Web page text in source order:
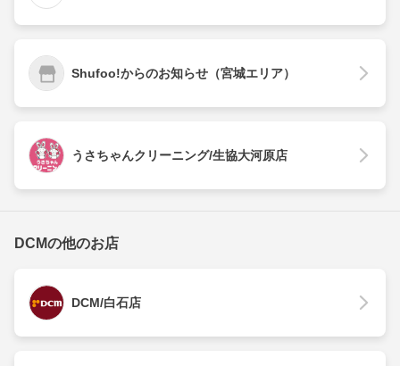
Shufoo!からのお知らせ（宮城エリア）
うさちゃんクリーニング/生協大河原店
DCMの他のお店
DCM/白石店